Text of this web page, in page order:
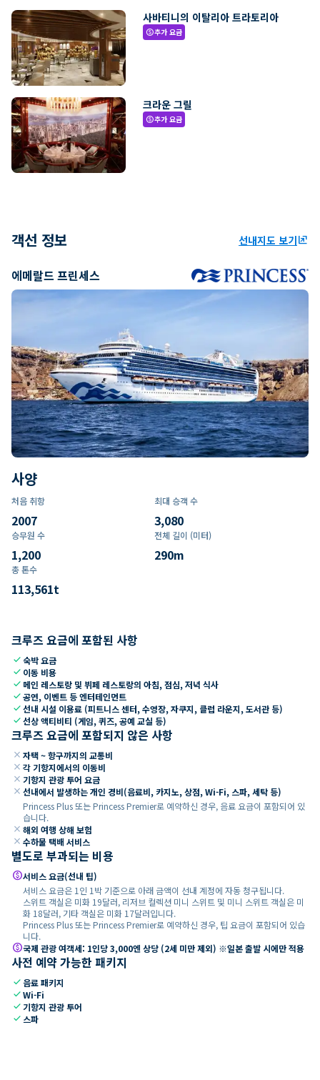
사바티니의 이탈리아 트라토리아
paid추가 요금
크라운 그릴
paid추가 요금
객선 정보 선내지도 보기ungroup
에메랄드 프린세스
사양
처음 취항
2007
최대 승객 수
3,080
승무원 수
1,200
전체 길이 (미터)
290m
총 톤수
113,561t
크루즈 요금에 포함된 사항
check숙박 요금
check 이동 비용
check 메인 레스토랑 및 뷔페 레스토랑의 아침, 점심, 저녁 식사
check공연, 이벤트 등 엔터테인먼트
check선내 시설 이용료 (피트니스 센터, 수영장, 자쿠지, 클럽 라운지, 도서관 등)
check선상 액티비티 (게임, 퀴즈, 공예 교실 등)
크루즈 요금에 포함되지 않은 사항
close 자택 ~ 항구까지의 교통비
close 각 기항지에서의 이동비
close 기항지 관광 투어 요금
close 선내에서 발생하는 개인 경비(음료비, 카지노, 상점, Wi-Fi, 스파, 세탁 등)
Princess Plus 또는 Princess Premier로 예약하신 경우, 음료 요금이 포함되어 있
습니다.
close 해외 여행 상해 보험
close 수하물 택배 서비스
별도로 부과되는 비용
paid서비스 요금(선내 팁)
서비스 요금은 1인 1박 기준으로 아래 금액이 선내 계정에 자동 청구됩니다.
스위트 객실은 미화 19달러, 리저브 컬렉션 미니 스위트 및 미니 스위트 객실은 미
화 18달러, 기타 객실은 미화 17달러입니다.
Princess Plus 또는 Princess Premier로 예약하신 경우, 팁 요금이 포함되어 있습
니다.
paid국제 관광 여객세: 1인당 3,000엔 상당 (2세 미만 제외) ※일본 출발 시에만 적용
사전 예약 가능한 패키지
check 음료 패키지
checkWi-Fi
check 기항지 관광 투어
check 스파